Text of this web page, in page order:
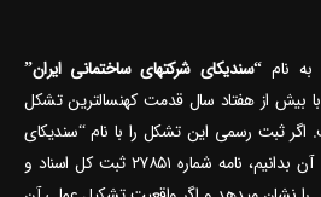
به نام“سندیکای شرکتهای ساختمانی ایران”
شناخته می‎ شود با بیش از هفتاد سال قدمت کهنسال‎ترین تشکل
ثبت رسمی این تشکل را با نام “سندیکای
شرکتهای ساختمانی” تولد اسمی آن بدانیم، نامه شماره ۲۷۸۵۱ ثبت کل اسناد و